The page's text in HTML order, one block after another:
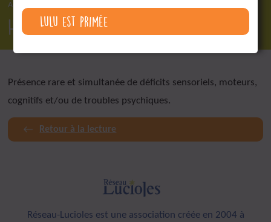
Accueil
Handicap rare
Présence rare et simultanée de déficits sensoriels, moteurs,
cognitifs et/ou de troubles psychiques.
Retour à la lecture
Réseau-Lucioles est une association créée en 2004 à
Lulu est primée